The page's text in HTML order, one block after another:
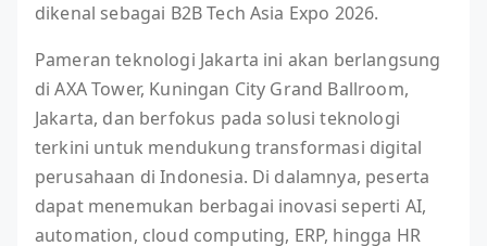
dikenal sebagai B2B Tech Asia Expo 2026.
Pameran teknologi Jakarta ini akan berlangsung
di AXA Tower, Kuningan City Grand Ballroom,
Jakarta, dan berfokus pada solusi teknologi
terkini untuk mendukung transformasi digital
perusahaan di Indonesia. Di dalamnya, peserta
dapat menemukan berbagai inovasi seperti AI,
automation, cloud computing, ERP, hingga HR